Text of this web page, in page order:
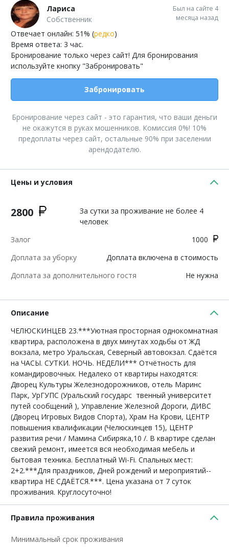
Лариса
Собственник
Был на сайте 4
месяца назад
Отвечает онлайн: 51% (редко)
Время ответа: 3 час.
Бронирование только через сайт! Для бронирования
используйте кнопку "Забронировать"
Забронировать
Бронирование через сайт - это гарантия, что ваши деньги
не окажутся в руках мошенников. Комиссия 0%! 10%
предоплаты через сайт, остальные 90% при заселении
арендодателю.
Цены и условия
2800
За сутки за проживание не более 4
человек
Залог
1000
Доплата за уборку
Доплата включена в стоимость
Доплата за дополнительного гостя
Не нужна
Описание
ЧЕЛЮСКИНЦЕВ 23.***Уютная просторная однокомнатная
квартира, расположена в двух минутах ходьбы от ЖД
вокзала, метро Уральская, Северный автовокзал. Сдаётся
на ЧАСЫ. СУТКИ. НОЧЬ. НЕДЕЛИ*** Отчётность для
командировочных. Недалеко от квартиры находятся:
Дворец Культуры Железнодорожников, отель Маринс
Парк, УрГУПС (Уральский государс твенный университет
путей сообщений ), Управление Железной Дороги, ДИВС
(Дворец Игровых Видов Спорта), Храм На Крови, ЦЕНТР
повышения квалификации (Челюскинцев 15), ЦЕНТР
развития речи / Мамина Сибиряка,10 /. В квартире сделан
свежий ремонт, имеется вся необходимая мебель и
бытовая техника. Бесплатный Wi-Fi. Спальных мест:
2+2.***Для праздников, Дней рождений и мероприятий--
квартира НЕ СДАЁТСЯ.***. Цена указана от 7 суток
проживания. Круглосуточно!
Правила проживания
Минимальный срок проживания